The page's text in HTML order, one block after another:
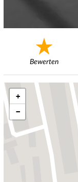
Bewerten
+
−